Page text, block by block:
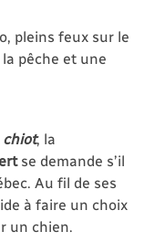
pleins feux sur le
la pêche et une
chiot, la
se demande s’il
Au fil de ses
à faire un choix
un chien.